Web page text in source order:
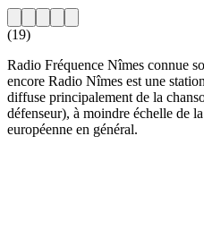
(19)
Radio Fréquence Nîmes connue
encore Radio Nîmes est une
diffuse principalement de la
défenseur), à moindre échelle de
européenne en général.